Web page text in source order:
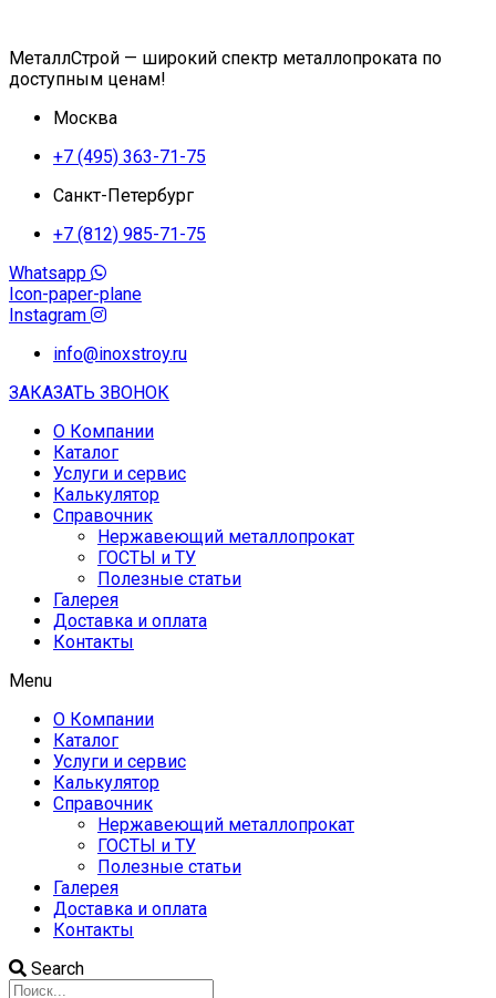
МеталлСтрой — широкий спектр металлопроката по
доступным ценам!
Москва
+7 (495) 363-71-75
Санкт-Петербург
+7 (812) 985-71-75
Whatsapp
Icon-paper-plane
Instagram
info@inoxstroy.ru
ЗАКАЗАТЬ ЗВОНОК
О Компании
Каталог
Услуги и сервис
Калькулятор
Справочник
Нержавеющий металлопрокат
ГОСТЫ и ТУ
Полезные статьи
Галерея
Доставка и оплата
Контакты
Menu
О Компании
Каталог
Услуги и сервис
Калькулятор
Справочник
Нержавеющий металлопрокат
ГОСТЫ и ТУ
Полезные статьи
Галерея
Доставка и оплата
Контакты
Search